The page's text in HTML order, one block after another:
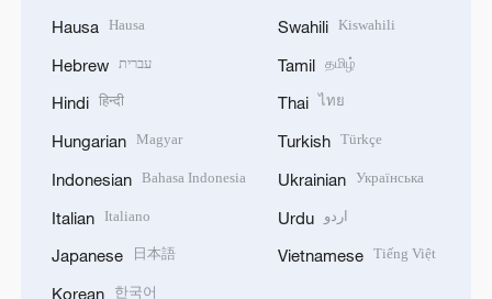
Hausa Hausa
Hebrew עברית
Hindi हिन्दी
Hungarian Magyar
Indonesian Bahasa Indonesia
Italian Italiano
Japanese 日本語
Korean 한국어
Swahili Kiswahili
Tamil தமிழ்
Thai ไทย
Turkish Türkçe
Ukrainian Українська
Urdu اردو
Vietnamese Tiếng Việt